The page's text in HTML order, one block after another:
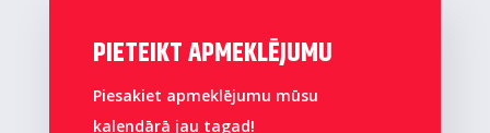
PIETEIKT APMEKLĒJUMU
Piesakiet apmeklējumu mūsu
kalendārā jau tagad!